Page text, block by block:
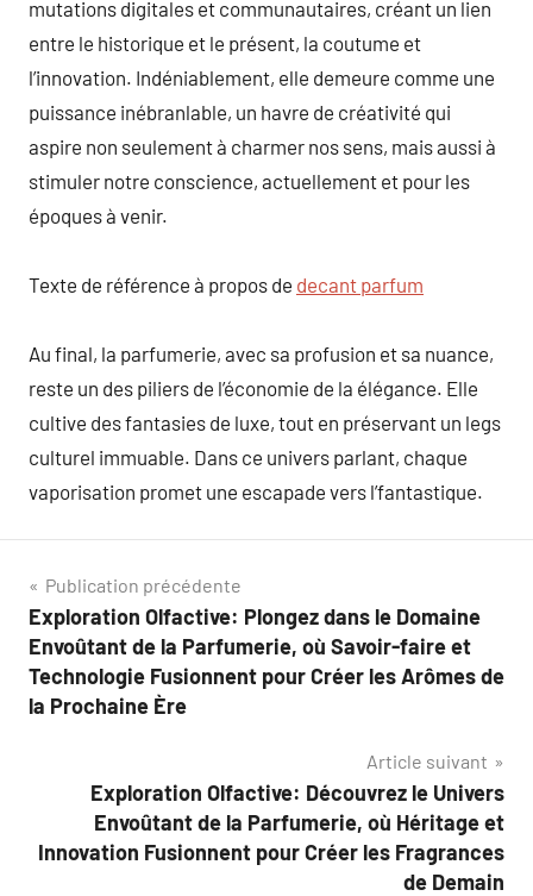
mutations digitales et communautaires, créant un lien
entre le historique et le présent, la coutume et
l’innovation. Indéniablement, elle demeure comme une
puissance inébranlable, un havre de créativité qui
aspire non seulement à charmer nos sens, mais aussi à
stimuler notre conscience, actuellement et pour les
époques à venir.
Texte de référence à propos de decant parfum
Au final, la parfumerie, avec sa profusion et sa nuance,
reste un des piliers de l’économie de la élégance. Elle
cultive des fantasies de luxe, tout en préservant un legs
culturel immuable. Dans ce univers parlant, chaque
vaporisation promet une escapade vers l’fantastique.
Navigation
de
l’article
Publication précédente
Exploration Olfactive: Plongez dans le Domaine
Envoûtant de la Parfumerie, où Savoir-faire et
Technologie Fusionnent pour Créer les Arômes de
la Prochaine Ère
Article suivant
Exploration Olfactive: Découvrez le Univers
Envoûtant de la Parfumerie, où Héritage et
Innovation Fusionnent pour Créer les Fragrances
de Demain